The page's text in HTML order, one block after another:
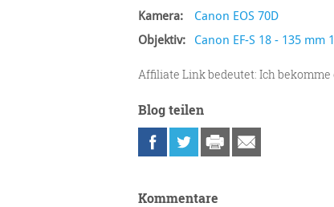
Kamera:
Canon EOS 70D
Objektiv:
Canon EF-S 18 - 135 mm
Affiliate Link bedeutet: Ich
Blog teilen
Kommentare